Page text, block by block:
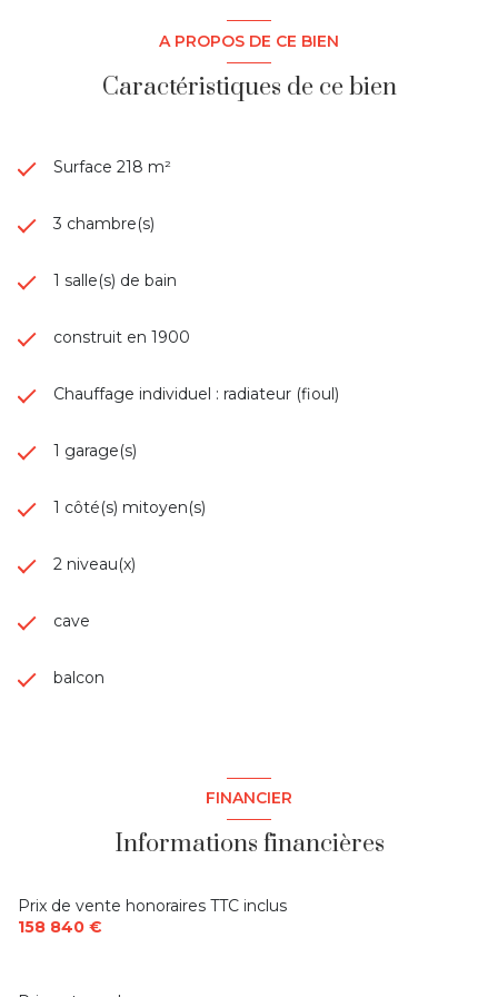
Structure, toiture et charpente en bon état sur l'ensemble,
A PROPOS DE CE BIEN
Caractéristiques de ce bien
Surface 218 m²
3 chambre(s)
1 salle(s) de bain
construit en 1900
Chauffage individuel : radiateur (fioul)
1 garage(s)
1 côté(s) mitoyen(s)
2 niveau(x)
cave
balcon
FINANCIER
Informations financières
Prix de vente honoraires TTC inclus
158 840 €